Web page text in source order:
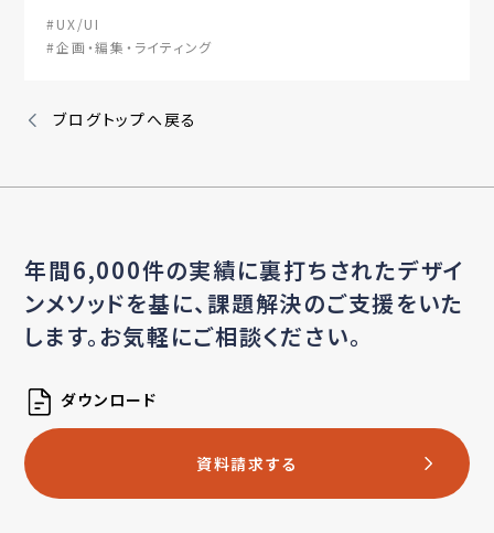
#UX/UI
#企画・編集・ライティング
ブログトップへ戻る
年間6,000件の実績に裏打ちされたデザイ
ンメソッドを基に、課題解決のご支援をいた
します。お気軽にご相談ください。
ダウンロード
資料請求する